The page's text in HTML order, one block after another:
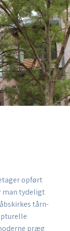
opført
man tydeligt
tårn-
præg